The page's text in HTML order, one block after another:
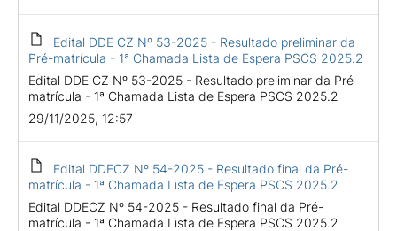
Edital DDE CZ Nº 53-2025 - Resultado preliminar da
Pré-matrícula - 1ª Chamada Lista de Espera PSCS 2025.2
Edital DDE CZ Nº 53-2025 - Resultado preliminar da Pré-
matrícula - 1ª Chamada Lista de Espera PSCS 2025.2
29/11/2025, 12:57
Edital DDECZ Nº 54-2025 - Resultado final da Pré-
matrícula - 1ª Chamada Lista de Espera PSCS 2025.2
Edital DDECZ Nº 54-2025 - Resultado final da Pré-
matrícula - 1ª Chamada Lista de Espera PSCS 2025.2